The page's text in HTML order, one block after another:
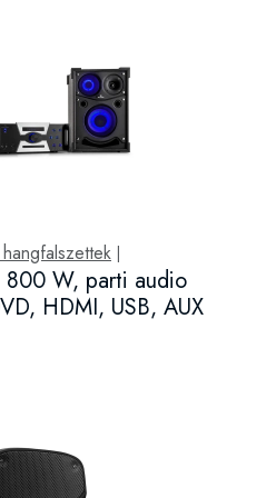
W, parti audio
HDMI, USB, AUX